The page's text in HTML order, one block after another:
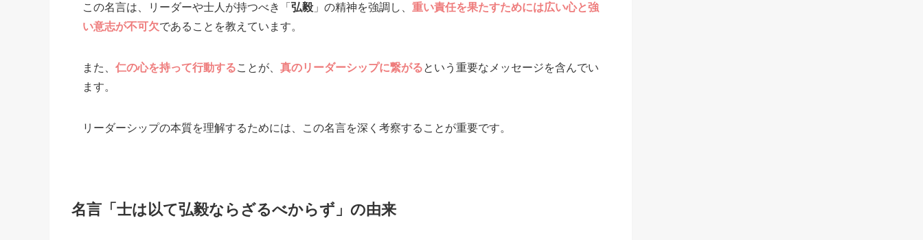
この名言は、リーダーや士人が持つべき「 弘毅 」の精神を強調し、 重い責任を果たすためには広い心と強
い意志が不可欠であることを教えています。
また、 仁の心を持って行動することが、 真のリーダーシップに繋がるという重要なメッセージを含んでい
ます。
リーダーシップの本質を理解するためには、この名言を深く考察することが重要です。
名言「士は以て弘毅ならざるべからず」の由来